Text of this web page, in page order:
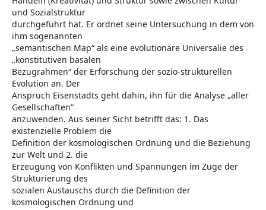
und Sozialstruktur
durchgeführt hat. Er ordnet seine Untersuchung in dem von
ihm sogenannten
„semantischen Map“ als eine evolutionäre Universalie des
„konstitutiven basalen
Bezugrahmen“ der Erforschung der sozio-strukturellen
Evolution an. Der
Anspruch Eisenstadts geht dahin, ihn für die Analyse „aller
Gesellschaften“
anzuwenden. Aus seiner Sicht betrifft das: 1. Das
existenzielle Problem die
Definition der kosmologischen Ordnung und die Beziehung
zur Welt und 2. die
Erzeugung von Konflikten und Spannungen im Zuge der
Strukturierung des
sozialen Austauschs durch die Definition der
kosmologischen Ordnung und